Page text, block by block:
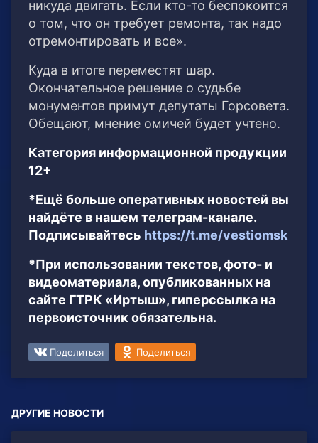
никуда двигать. Если кто-то беспокоится
о том, что он требует ремонта, так надо
отремонтировать и все».
Куда в итоге переместят шар.
Окончательное решение о судьбе
монументов примут депутаты Горсовета.
Обещают, мнение омичей будет учтено.
Категория информационной продукции
12+
*Ещё больше оперативных новостей вы
найдёте в нашем телеграм-канале.
Подписывайтесь https://t.me/vestiomsk
*При использовании текстов, фото- и
видеоматериала, опубликованных на
сайте ГТРК «Иртыш», гиперссылка на
первоисточник обязательна.
Поделиться Поделиться
ДРУГИЕ НОВОСТИ